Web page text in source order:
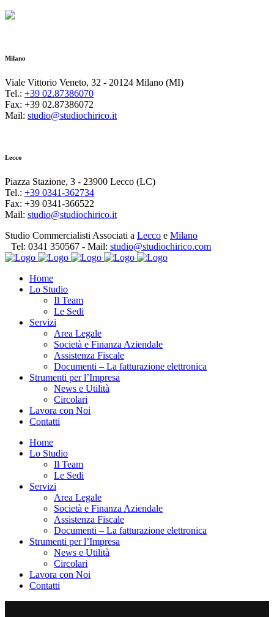
Milano
Viale Vittorio Veneto, 32 - 20124 Milano (MI)
Tel.: +39 02.87386070
Fax: +39 02.87386072
Mail: studio@studiochirico.it
Lecco
Piazza Stazione, 3 - 23900 Lecco (LC)
Tel.: +39 0341-362734
Fax: +39 0341-366522
Mail: studio@studiochirico.it
Studio Commercialisti Associati a Lecco e Milano
Tel: 0341 350567 - Mail: studio@studiochirico.com
Home
Lo Studio
Il Team
Le Sedi
Servizi
Area Legale
Società e Finanza Aziendale
Assistenza Fiscale
Documenti – La fatturazione elettronica
Strumenti per l’Impresa
News e Utilità
Circolari
Lavora con Noi
Contatti
Home
Lo Studio
Il Team
Le Sedi
Servizi
Area Legale
Società e Finanza Aziendale
Assistenza Fiscale
Documenti – La fatturazione elettronica
Strumenti per l’Impresa
News e Utilità
Circolari
Lavora con Noi
Contatti